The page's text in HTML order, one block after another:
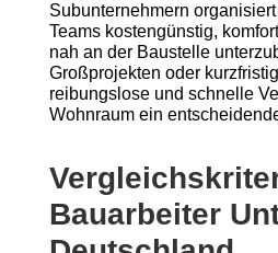
Subunternehmern
Teams kostengünstig,
nah an der Baustelle
Großprojekten oder
reibungslose und schnelle
Wohnraum ein
Bauarbeiter